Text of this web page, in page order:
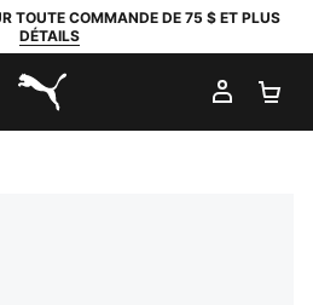
TOUTE COMMANDE DE 75 $ ET PLUS
DÉTAILS
PUMA.com
MON